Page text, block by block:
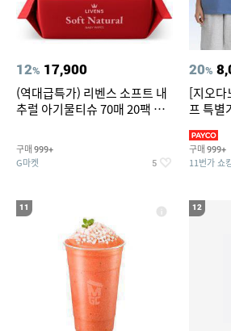
12% 17,900
(역대급특가) 리벤스 소프트 내
추럴 아기물티슈 70매 20팩 캡
구매 999+
G마켓 5
20%
[지오다
프 특별
구매 999+
11번가 쇼
11 12